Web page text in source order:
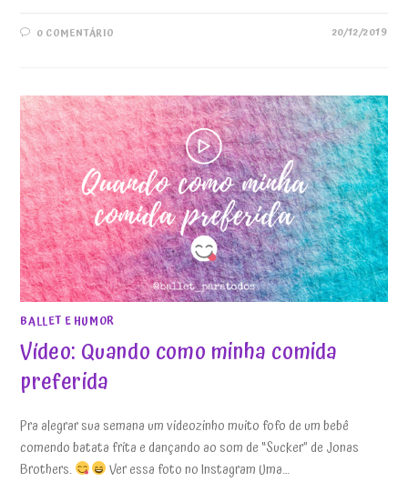
0 COMENTÁRIO 20/12/2019
BALLET E HUMOR
Vídeo: Quando como minha comida
preferida
Pra alegrar sua semana um videozinho muito fofo de um bebê
comendo batata frita e dançando ao som de “Sucker” de Jonas
Brothers.
Ver essa foto no Instagram Uma…